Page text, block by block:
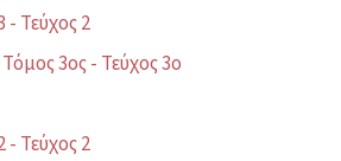
- Τεύχος 2
3ος - Τεύχος 3ο
- Τεύχος 2